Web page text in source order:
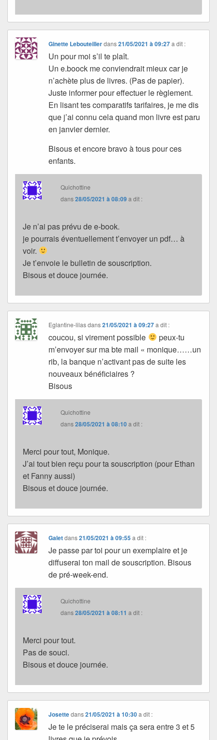
Ginette Lebouteillerdans21/05/2021 à 09:27 a dit :
Un pour moi s’il te plaît.
Un e.boock me conviendrait mieux car je
n’achète plus de livres. (Pas de papier).
Juste informer pour effectuer le règlement.
En lisant tes comparatifs tarifaires, je me dis
que j’ai connu cela quand mon livre est paru
en janvier dernier.
Bisous et encore bravo à tous pour ces
enfants.
Quichottine
dans28/05/2021 à 08:09a dit :
Je n’ai pas prévu de e-book.
je pourrais éventuellement t’envoyer un pdf… à
voir.
Je t’envoie le bulletin de souscription.
Bisous et douce journée.
Eglantine-lilasdans21/05/2021 à 09:27 a dit :
coucou, si virement possible
peux-tu
m’envoyer sur ma bte mail « monique……un
rib, la banque n’activant pas de suite les
nouveaux bénéficiaires ?
Bisous
Quichottine
dans28/05/2021 à 08:10a dit :
Merci pour tout, Monique.
J’ai tout bien reçu pour ta souscription (pour Ethan
et Fanny aussi)
Bisous et douce journée.
Galetdans21/05/2021 à 09:55 a dit :
Je passe par toi pour un exemplaire et je
diffuserai ton mail de souscription. Bisous
de pré-week-end.
Quichottine
dans28/05/2021 à 08:11 a dit :
Merci pour tout.
Pas de souci.
Bisous et douce journée.
Josettedans21/05/2021 à 10:30 a dit :
Je te le préciserai mais ça sera entre 3 et 5